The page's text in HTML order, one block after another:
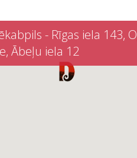
- Rīgas iela 143,
Ābeļu iela 12